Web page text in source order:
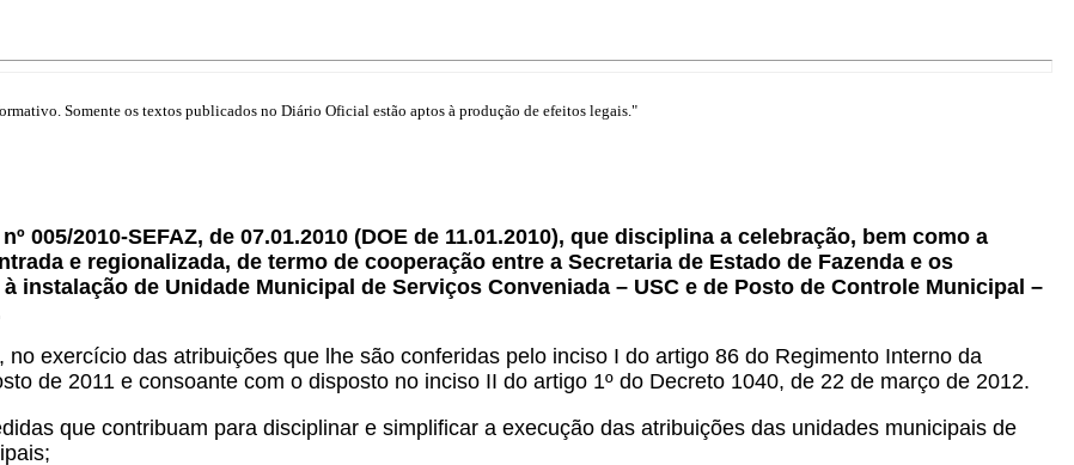
Somente os textos publicados no Diário Oficial estão aptos à produção de efeitos legais."
005/2010-SEFAZ, de 07.01.2010 (DOE de 11.01.2010), que disciplina a celebração, bem como a
e regionalizada, de termo de cooperação entre a Secretaria de Estado de Fazenda e os
instalação de Unidade Municipal de Serviços Conveniada – USC e de Posto de Controle Municipal –
, no exercício das atribuições que lhe são conferidas pelo inciso I do artigo 86 do Regimento Interno da
de 2011 e consoante com o disposto no inciso II do artigo 1º do Decreto 1040, de 22 de março de 2012.
que contribuam para disciplinar e simplificar a execução das atribuições das unidades municipais de